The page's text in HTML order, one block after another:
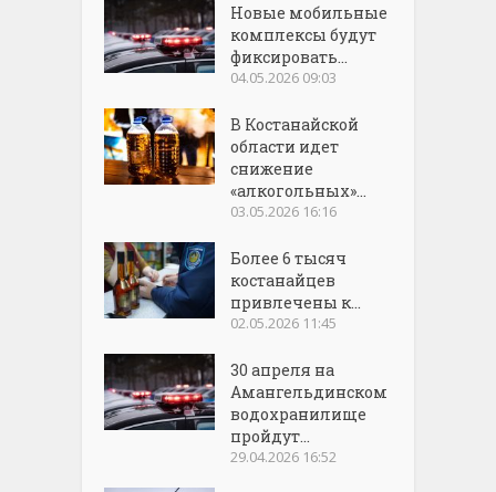
Новые мобильные
комплексы будут
фиксировать...
04.05.2026 09:03
В Костанайской
области идет
снижение
«алкогольных»...
03.05.2026 16:16
Более 6 тысяч
костанайцев
привлечены к...
02.05.2026 11:45
30 апреля на
Амангельдинском
водохранилище
пройдут...
29.04.2026 16:52